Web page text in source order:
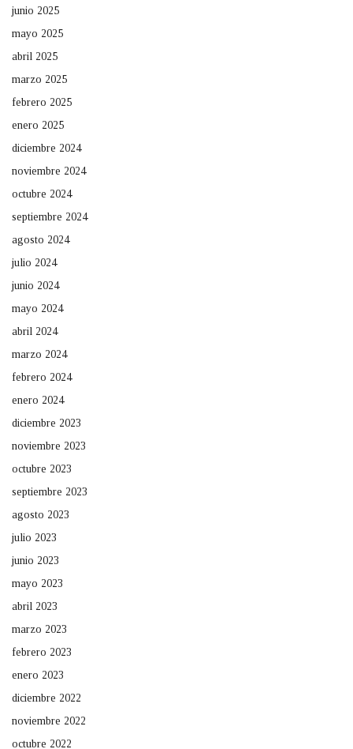
junio 2025
mayo 2025
abril 2025
marzo 2025
febrero 2025
enero 2025
diciembre 2024
noviembre 2024
octubre 2024
septiembre 2024
agosto 2024
julio 2024
junio 2024
mayo 2024
abril 2024
marzo 2024
febrero 2024
enero 2024
diciembre 2023
noviembre 2023
octubre 2023
septiembre 2023
agosto 2023
julio 2023
junio 2023
mayo 2023
abril 2023
marzo 2023
febrero 2023
enero 2023
diciembre 2022
noviembre 2022
octubre 2022